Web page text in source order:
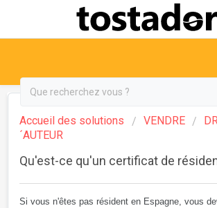
Accueil des solutions VENDRE
´AUTEUR
Qu'est-ce qu'un certificat de
Si vous n'êtes pas résident en Espagne, vous